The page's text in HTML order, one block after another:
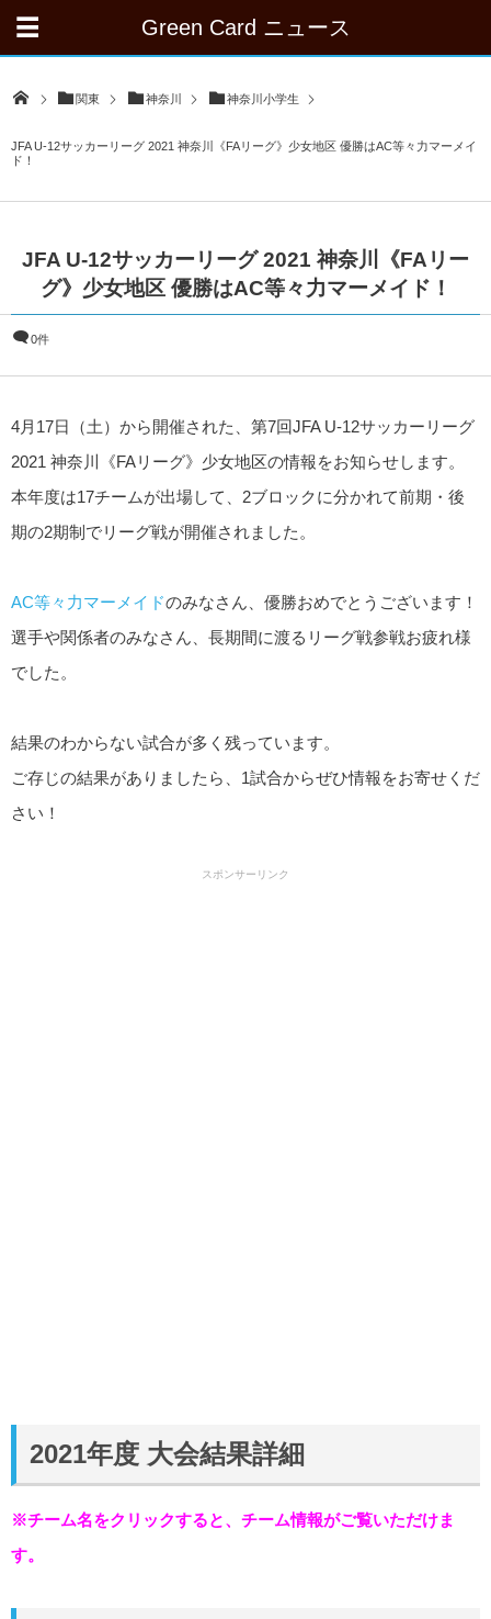
Green Card ニュース
関東 神奈川 神奈川小学生
JFA U-12サッカーリーグ 2021 神奈川《FAリーグ》少女地区 優勝はAC等々力マーメイ
ド！
JFA U-12サッカーリーグ 2021 神奈川《FAリー
グ》少女地区 優勝はAC等々力マーメイド！
0件
4月17日（土）から開催された、第7回JFA U-12サッカーリーグ
2021 神奈川《FAリーグ》少女地区の情報をお知らせします。
本年度は17チームが出場して、2ブロックに分かれて前期・後
期の2期制でリーグ戦が開催されました。
AC等々力マーメイドのみなさん、優勝おめでとうございます！
選手や関係者のみなさん、長期間に渡るリーグ戦参戦お疲れ様
でした。
結果のわからない試合が多く残っています。
ご存じの結果がありましたら、1試合からぜひ情報をお寄せくだ
さい！
スポンサーリンク
2021年度 大会結果詳細
※チーム名をクリックすると、チーム情報がご覧いただけま
す。